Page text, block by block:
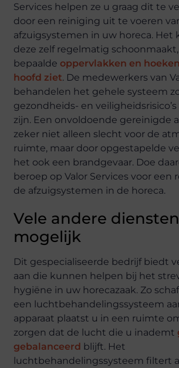
Services helpen ze u graag dit te
door een reiniging uit te voeren
afzuigsystemen in uw horeca. Het
deze zelf regelmatig
bepaalde oppervlakken en
hoofd ziet. De medewerkers van
behandelen het gehele systeem
gezondheids- en veiligheidsrisico’s
zijn. Een onvoldoende gereinigde
zeker niet alleen slecht voor de
ruimte, maar door opgestapelde
het ook een brandgevaar. Doe
beroep op Valor Services voor een
de afzuigsystemen in de horeca.
Vele andere diensten
mogelijk
Dit gespecialiseerde bedrijf biedt
aan die kunnen helpen bij het
hygiëne in uw horecazaak. Zo
een luchtbehandelingssysteem
apparaat plaatst u in een ruimte
zorgen dat de lucht die u inademt
gebalanceerd blijft. Het
luchtbehandelingssysteem filtert